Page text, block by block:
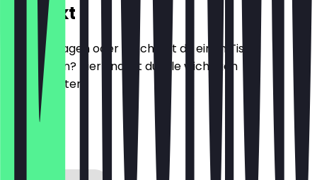
Kontakt
Hast du Fragen oder möchtest du einen Tisch
reservieren? Hier findest du alle wichtigen
Kontaktdaten.
Telefon